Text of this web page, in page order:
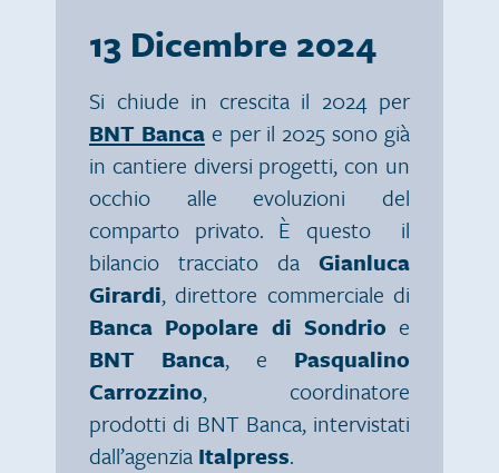
13 Dicembre 2024
Si chiude in crescita il 2024 per
BNT Bancae per il 2025 sono già
in cantiere diversi progetti, con un
occhio alle evoluzioni del
comparto privato. È questo il
bilancio tracciato da Gianluca
Girardi, direttore commerciale di
Banca Popolare di Sondrio e
BNT Banca, e Pasqualino
Carrozzino, coordinatore
prodotti di BNT Banca, intervistati
dall’agenzia Italpress.